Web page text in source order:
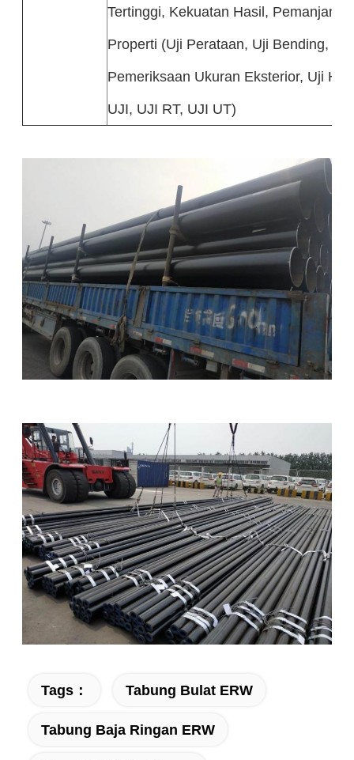
Tertinggi, Kekuatan Hasil,
Properti (Uji Perataan, Uji Bending,
Pemeriksaan Ukuran Eksterior, Uji
UJI, UJI RT, UJI UT)
Tags： Tabung Bulat ERW
Tabung Baja Ringan ERW